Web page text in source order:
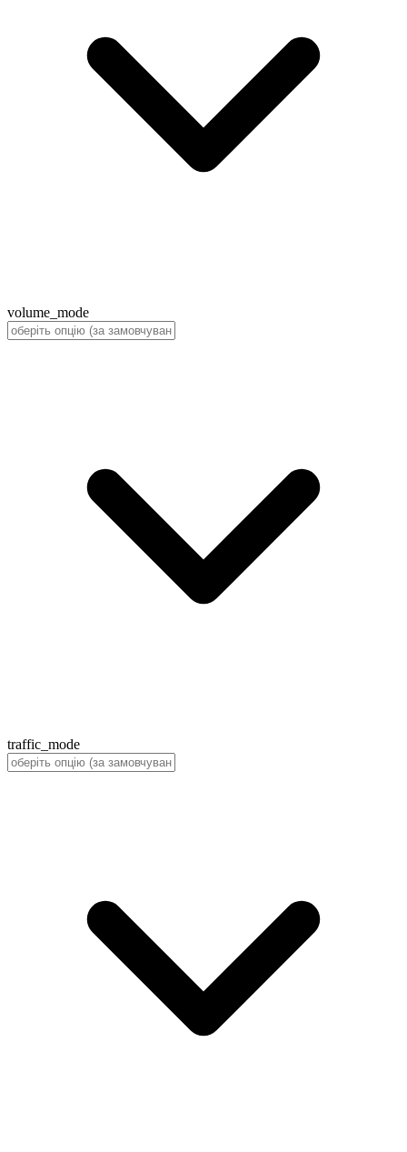
volume_mode
traffic_mode